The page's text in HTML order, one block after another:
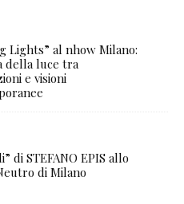
Lights” al nhow Milano:
della luce tra
e visioni
di STEFANO EPIS allo
di Milano